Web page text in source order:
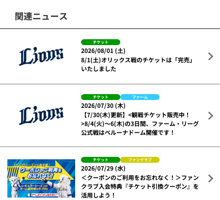
関連ニュース
チケット
2026/08/01 (土)
8/1(土)オリックス戦のチケットは「完売」
いたしました
チケット ファーム
2026/07/30 (木)
【7/30(木)更新】<観戦チケット販売中！
>8/4(火)～6(木)の3日間、ファーム・リーグ
公式戦はベルーナドーム開催です！
チケット ファンクラブ
2026/07/29 (水)
＜クーポンのご利用をお忘れなく！＞ファン
クラブ入会特典『チケット引換クーポン』を
活用しよう！